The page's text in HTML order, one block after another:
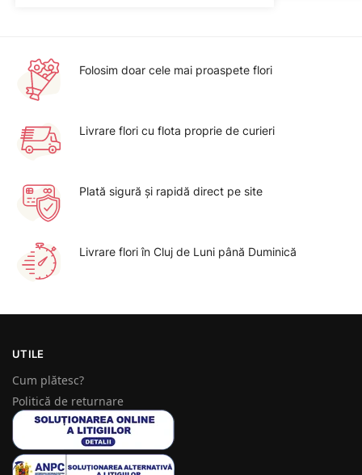
Folosim doar cele mai proaspete flori
Livrare flori cu flota proprie de curieri
Plată sigură şi rapidă direct pe site
Livrare flori în Cluj de Luni până Duminică
UTILE
Cum plătesc?
Politică de returnare